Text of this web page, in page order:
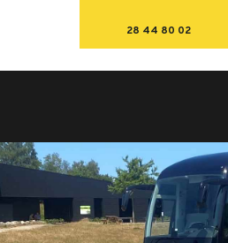
28 44 80 02